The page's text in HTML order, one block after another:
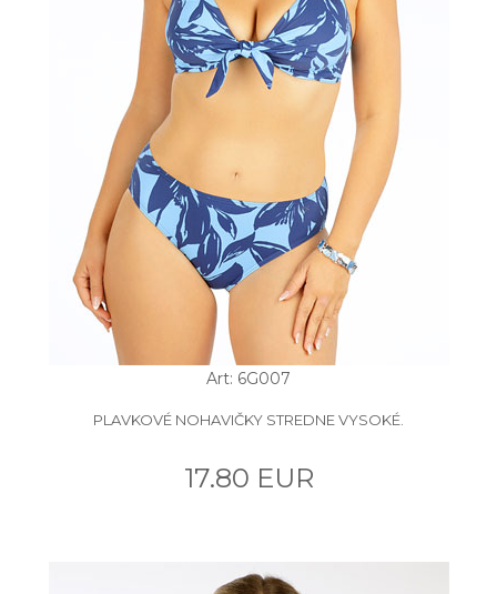
Art: 6G007
PLAVKOVÉ NOHAVIČKY STREDNE VYSOKÉ.
17.80 EUR